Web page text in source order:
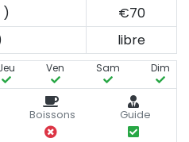
)
€70
libre
Ven Sam Dim
Boissons Guide